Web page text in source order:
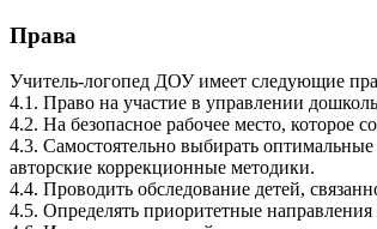
Права
Учитель-логопед ДОУ имеет следующие
4.1. Право на участие в управлении
4.2. На безопасное рабочее место, которое
4.3. Самостоятельно выбирать
авторские коррекционные методики.
4.4. Проводить обследование детей,
4.5. Определять приоритетные